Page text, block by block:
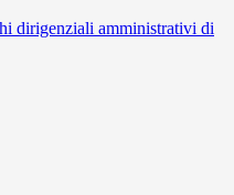
dirigenziali amministrativi di